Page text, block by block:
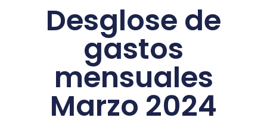
Desglose de
gastos
mensuales
Marzo 2024